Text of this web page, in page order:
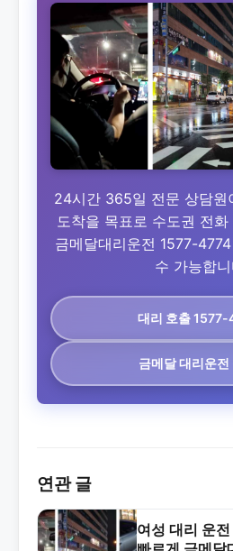
24시간 365일 전문 상담원
도착을 목표로 수도권 전
금메달대리운전 1577-
수 가능합
대리 호출 1577-
금메달 대리운전
연관 글
여성 대리 운